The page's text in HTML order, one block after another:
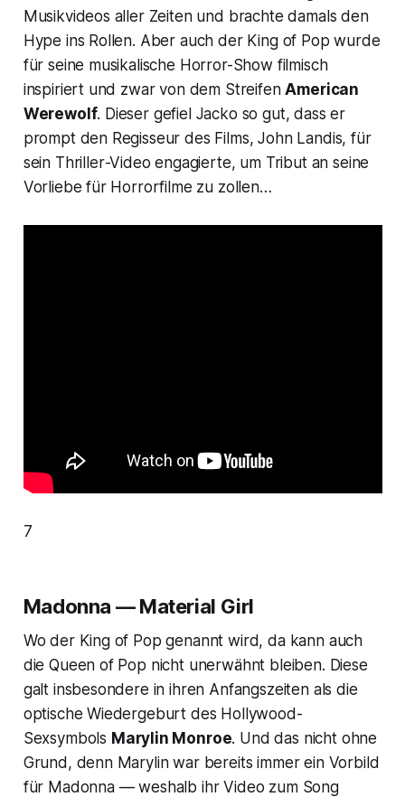
Musikvideos aller Zeiten und brachte damals den
Hype ins Rollen. Aber auch der King of Pop wurde
für seine musikalische Horror-Show filmisch
inspiriert und zwar von dem StreifenAmerican
Werewolf. Dieser gefiel Jacko so gut, dass er
prompt den Regisseur des Films, John Landis, für
sein Thriller-Video engagierte, um Tribut an seine
Vorliebe für Horrorfilme zu zollen…
7
Madonna — Material Girl
Wo der King of Pop genannt wird, da kann auch
die Queen of Pop nicht unerwähnt bleiben. Diese
galt insbesondere in ihren Anfangszeiten als die
optische Wiedergeburt des Hollywood-
Sexsymbols Marylin Monroe. Und das nicht ohne
Grund, denn Marylin war bereits immer ein Vorbild
für Madonna — weshalb ihr Video zum Song